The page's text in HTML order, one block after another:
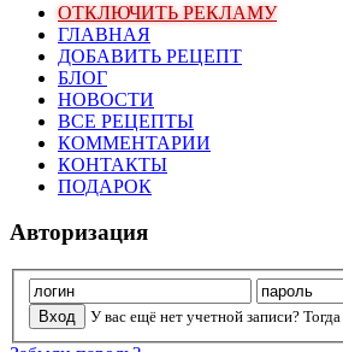
ОТКЛЮЧИТЬ РЕКЛАМУ
ГЛАВНАЯ
ДОБАВИТЬ РЕЦЕПТ
БЛОГ
НОВОСТИ
ВСЕ РЕЦЕПТЫ
КОММЕНТАРИИ
КОНТАКТЫ
ПОДАРОК
Авторизация
У вас ещё нет учетной записи? Тогда